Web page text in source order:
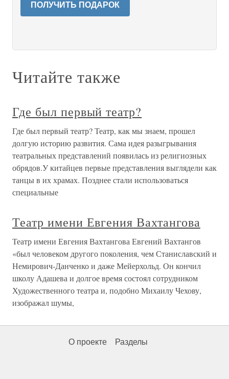
ПОЛУЧИТЬ ПОДАРОК
Читайте также
Где был первый театр?
Где был первый театр? Театр, как мы знаем, прошел
долгую историю развития. Сама идея разыгрывания
театральных представлений появилась из религиозных
обрядов.У китайцев первые представления выглядели как
танцы в их храмах. Позднее стали использоваться
специальные
Театр имени Евгения Вахтангова
Театр имени Евгения Вахтангова Евгений Вахтангов
«был человеком другого поколения, чем Станиславский и
Немирович-Данченко и даже Мейерхольд. Он кончил
школу Адашева и долгое время состоял сотрудником
Художественного театра и, подобно Михаилу Чехову,
изображал шумы,
О проекте Разделы